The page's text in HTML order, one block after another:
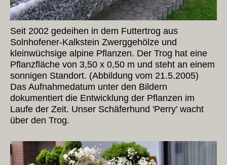
Seit 2002 gedeihen in dem Futtertrog aus
Solnhofener-Kalkstein Zwerggehölze und
kleinwüchsige alpine Pflanzen. Der Trog hat eine
Pflanzfläche von 3,50 x 0,50 m und steht an einem
sonnigen Standort. (Abbildung vom 21.5.2005)
Das Aufnahmedatum unter den Bildern
dokumentiert die Entwicklung der Pflanzen im
Laufe der Zeit. Unser Schäferhund 'Perry' wacht
über den Trog.